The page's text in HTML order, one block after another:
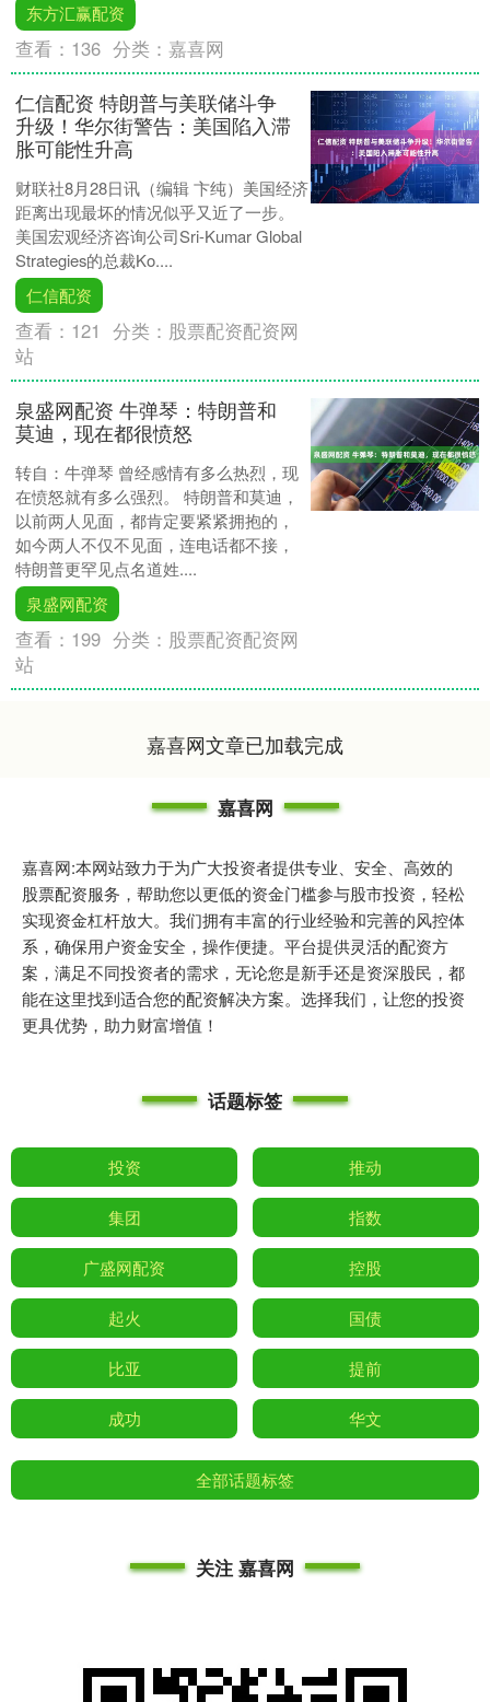
东方汇赢配资
查看： 136 分类：嘉喜网
仁信配资 特朗普与美联储斗争
升级！华尔街警告：美国陷入滞
胀可能性升高
财联社8月28日讯（编辑 卞纯）美国经济
距离出现最坏的情况似乎又近了一步。
美国宏观经济咨询公司Sri-Kumar Global
Strategies的总裁Ko....
仁信配资
查看： 121 分类： 股票配资配资网
站
泉盛网配资 牛弹琴：特朗普和
莫迪，现在都很愤怒
转自：牛弹琴 曾经感情有多么热烈，现
在愤怒就有多么强烈。 特朗普和莫迪，
以前两人见面，都肯定要紧紧拥抱的，
如今两人不仅不见面，连电话都不接，
特朗普更罕见点名道姓....
泉盛网配资
查看： 199 分类： 股票配资配资网
站
嘉喜网文章已加载完成
嘉喜网
嘉喜网:本网站致力于为广大投资者提供专业、安全、高效的
股票配资服务，帮助您以更低的资金门槛参与股市投资，轻松
实现资金杠杆放大。我们拥有丰富的行业经验和完善的风控体
系，确保用户资金安全，操作便捷。平台提供灵活的配资方
案，满足不同投资者的需求，无论您是新手还是资深股民，都
能在这里找到适合您的配资解决方案。选择我们，让您的投资
更具优势，助力财富增值！
话题标签
投资 推动
集团 指数
广盛网配资 控股
起火 国债
比亚 提前
成功 华文
全部话题标签
关注 嘉喜网